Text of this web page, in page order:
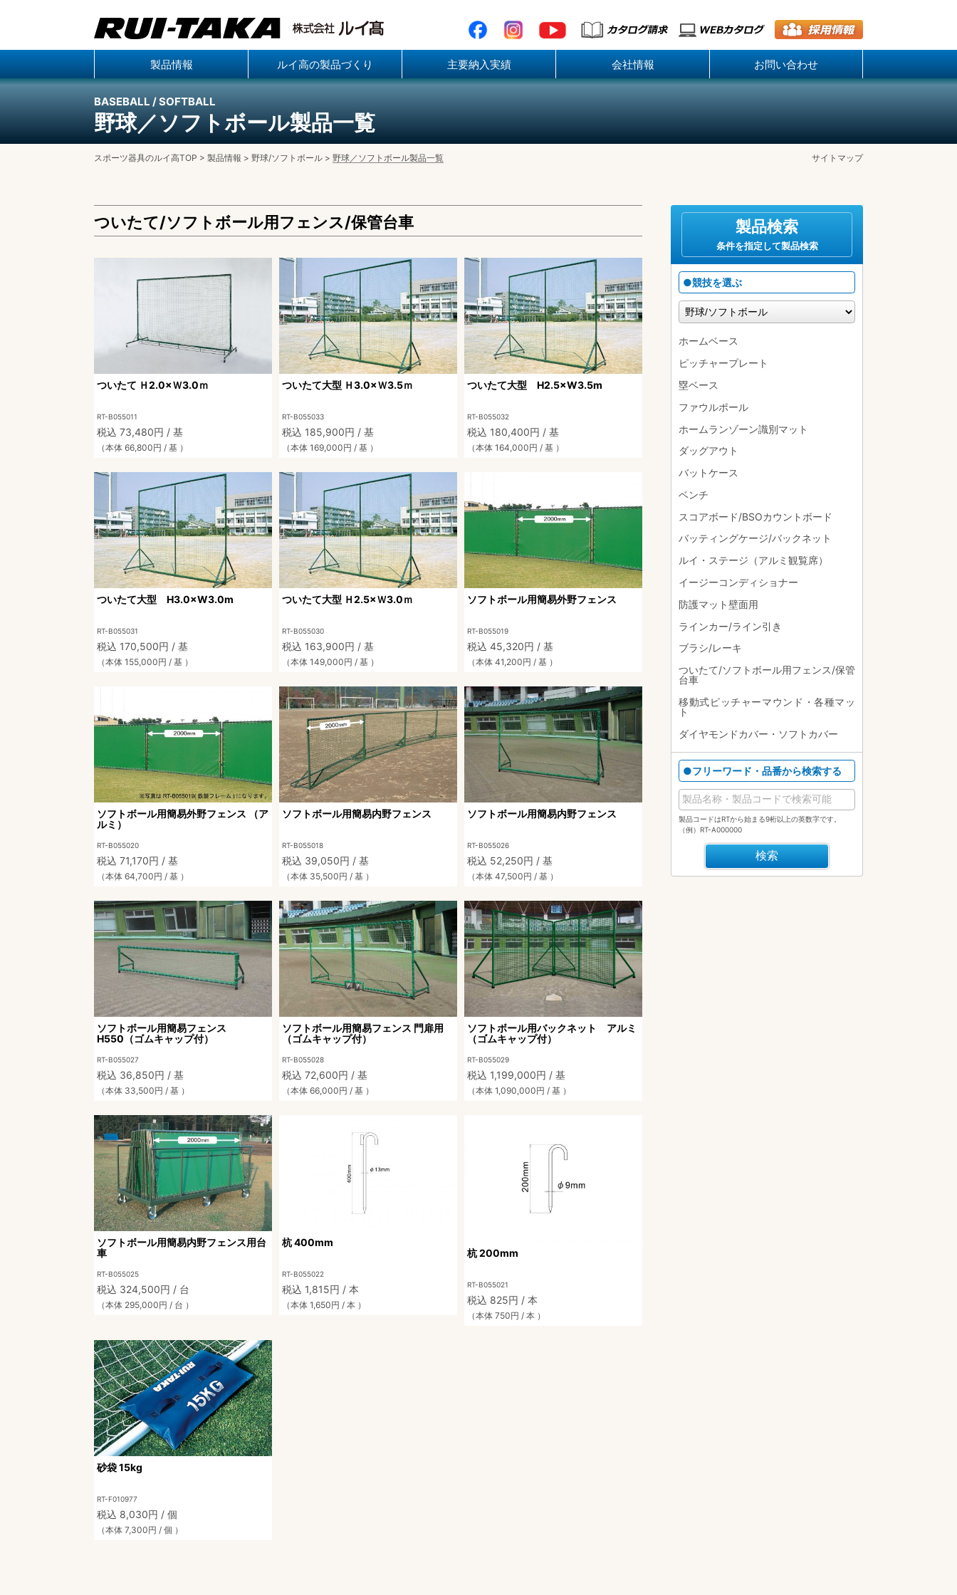
製品情報 ルイ高の製品づくり 主要納入実績 会社情報 お問い合わせ
野球／ソフトボール製品一覧
BASEBALL / SOFTBALL
ついたて/ソフトボール用フェンス/保管台車
ついたて Ｈ2.0×Ｗ3.0ｍ
RT-B055011
税込 73,480円 / 基
（本体 66,800円 / 基 ）
ついたて大型 Ｈ3.0×Ｗ3.5ｍ
RT-B055033
税込 185,900円 / 基
（本体 169,000円 / 基 ）
ついたて大型 H2.5×W3.5m
RT-B055032
税込 180,400円 / 基
（本体 164,000円 / 基 ）
ついたて大型 H3.0×W3.0m
RT-B055031
税込 170,500円 / 基
（本体 155,000円 / 基 ）
ついたて大型 Ｈ2.5×Ｗ3.0ｍ
RT-B055030
税込 163,900円 / 基
（本体 149,000円 / 基 ）
ソフトボール用簡易外野フェンス
RT-B055019
税込 45,320円 / 基
（本体 41,200円 / 基 ）
ソフトボール用簡易外野フェンス （ア
ルミ）
RT-B055020
税込 71,170円 / 基
（本体 64,700円 / 基 ）
ソフトボール用簡易内野フェンス
RT-B055018
税込 39,050円 / 基
（本体 35,500円 / 基 ）
ソフトボール用簡易内野フェンス
RT-B055026
税込 52,250円 / 基
（本体 47,500円 / 基 ）
ソフトボール用簡易フェンス
H550（ゴムキャップ付）
RT-B055027
税込 36,850円 / 基
（本体 33,500円 / 基 ）
ソフトボール用簡易フェンス 門扉用
（ゴムキャップ付）
RT-B055028
税込 72,600円 / 基
（本体 66,000円 / 基 ）
ソフトボール用バックネット アルミ
（ゴムキャップ付）
RT-B055029
税込 1,199,000円 / 基
（本体 1,090,000円 / 基 ）
ソフトボール用簡易内野フェンス用台
車
RT-B055025
税込 324,500円 / 台
（本体 295,000円 / 台 ）
杭 400mm
RT-B055022
税込 1,815円 / 本
（本体 1,650円 / 本 ）
杭 200mm
RT-B055021
税込 825円 / 本
（本体 750円 / 本 ）
砂袋 15kg
RT-F010977
税込 8,030円 / 個
（本体 7,300円 / 個 ）
製品検索
条件を指定して製品検索
●競技を選ぶ
ホームベース
ピッチャープレート
塁ベース
ファウルポール
ホームランゾーン識別マット
ダッグアウト
バットケース
ベンチ
スコアボード/BSOカウントボード
バッティングケージ/バックネット
ルイ・ステージ（アルミ観覧席）
イージーコンディショナー
防護マット壁面用
ラインカー/ライン引き
ブラシ/レーキ
ついたて/ソフトボール用フェンス/保管
台車
移動式ピッチャーマウンド・各種マッ
ト
ダイヤモンドカバー・ソフトカバー
●フリーワード・品番から検索する
製品コードはRTから始まる9桁以上の英数字です。
（例）RT-A000000
スポーツ器具のルイ高TOP > 製品情報 > 野球/ソフトボール > 野球／ソフトボール製品一覧 サイトマップ